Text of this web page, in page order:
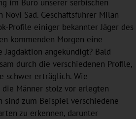
im Büro unserer serbischen
Novi Sad. Geschäftsführer Milan
Profile einiger bekannter Jäger des
kommenden Morgen eine
angekündigt? Bald
durch die verschiedenen Profile,
schwer erträglich. Wie
Männer stolz vor erlegten
sind zum Beispiel verschiedene
zu erkennen, darunter